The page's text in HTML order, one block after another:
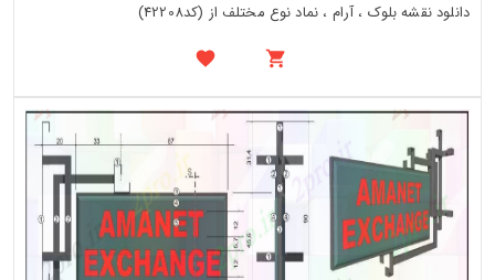
دانلود نقشه بلوک ، آرام ، نماد نوع مختلف از (کد42208)